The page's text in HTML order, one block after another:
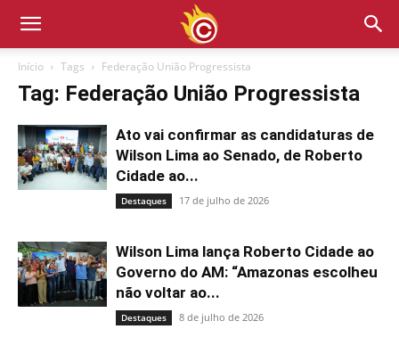
Início Tags Federação União Progressista
Tag: Federação União Progressista
Ato vai confirmar as candidaturas de
Wilson Lima ao Senado, de Roberto
Cidade ao...
Destaques 17 de julho de 2026
Wilson Lima lança Roberto Cidade ao
Governo do AM: “Amazonas escolheu
não voltar ao...
Destaques 8 de julho de 2026